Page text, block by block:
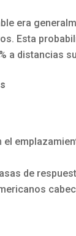
era
Esta
a distancias
de